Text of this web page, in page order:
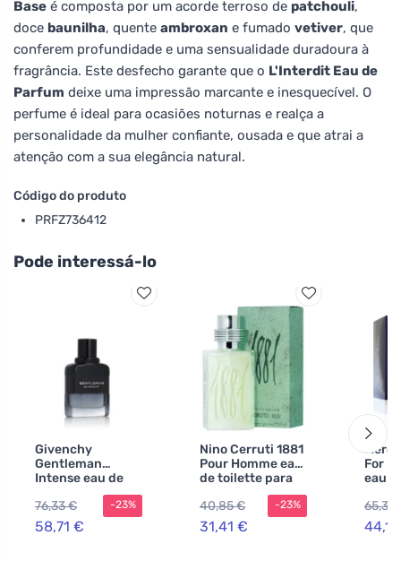
Base é composta por um acorde terroso de patchouli,
doce baunilha, quente ambroxan e fumado vetiver, que
conferem profundidade e uma sensualidade duradoura à
fragrância. Este desfecho garante que o L'Interdit Eau de
Parfum deixe uma impressão marcante e inesquecível. O
perfume é ideal para ocasiões noturnas e realça a
personalidade da mulher confiante, ousada e que atrai a
atenção com a sua elegância natural.
Código do produto
PRFZ736412
Pode interessá-lo
Givenchy
Gentleman
Intense eau de
toilette para
homens
76,33 €
58,71 €
-23%
Nino Cerruti 1881
Pour Homme eau
de toilette para
homens 100 ml
40,85 €
31,41 €
-23%
For
eau
ml
65,39